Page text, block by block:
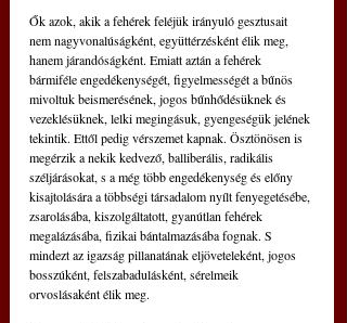
Ők azok, akik a fehérek feléjük irányuló gesztusait
nem nagyvonalúságként, együttérzésként élik meg,
hanem járandóságként. Emiatt aztán a fehérek
bármiféle engedékenységét, figyelmességét a bűnös
mivoltuk beismerésének, jogos bűnhődésüknek és
vezeklésüknek, lelki megingásuk, gyengeségük jelének
tekintik. Ettől pedig vérszemet kapnak. Ösztönösen is
megérzik a nekik kedvező, balliberális, radikális
széljárásokat, s a még több engedékenység és előny
kisajtolására a többségi társadalom nyílt fenyegetésébe,
zsarolásába, kiszolgáltatott, gyanútlan fehérek
megalázásába, fizikai bántalmazásába fognak. S
mindezt az igazság pillanatának eljöveteleként, jogos
bosszúként, felszabadulásként, sérelmeik
orvoslásaként élik meg.